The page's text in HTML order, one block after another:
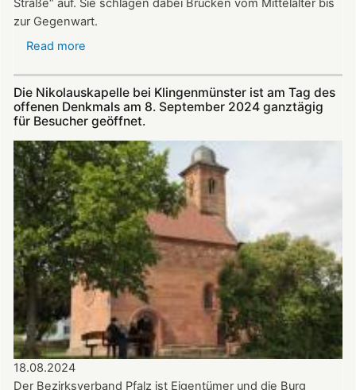
Straße“ auf. Sie schlagen dabei Brücken vom Mittelalter bis
zur Gegenwart.
Read more
September:
„Troubadoure“
in
der
Nikolauskapelle
Die Nikolauskapelle bei Klingenmünster ist am Tag des
offenen Denkmals am 8. September 2024 ganztägig
für Besucher geöffnet.
18.08.2024
Der Bezirksverband Pfalz ist Eigentümer und die Burg